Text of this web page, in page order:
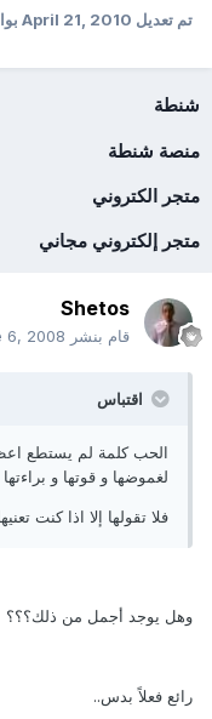
تم تعديلApril 21, 2010
شنطة
منصة شنطة
متجر الكتروني
متجر إلكتروني مجاني
Shetos
قام بنشر 6, 2008
اقتباس
الحب كلمة لم يستطع
لغموضها و قوتها و براءتها
فلا تقولها إلا اذا كنت تعنيها
وهل يوجد أجمل من ذلك؟؟؟
رائع فعلاً بدس..